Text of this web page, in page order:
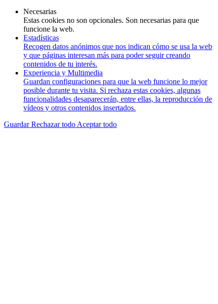
Necesarias
Estas cookies no son opcionales. Son necesarias para que
funcione la web.
Estadísticas
Recogen datos anónimos que nos indican cómo se usa la web
y que páginas interesan más para poder seguir creando
contenidos de tu interés.
Experiencia y Multimedia
Guardan configuraciones para que la web funcione lo mejor
posible durante tu visita. Si rechaza estas cookies, algunas
funcionalidades desaparecerán, entre ellas, la reproducción de
vídeos y otros contenidos insertados.
GuardarRechazar todo Aceptar todo